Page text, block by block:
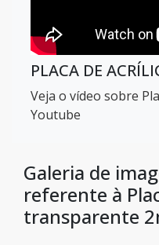
PLACA DE
Veja o vídeo sobre
Youtube
Galeria de
referente à
transparente